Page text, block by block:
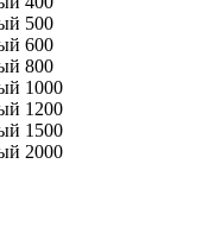
500
600
800
1000
1200
1500
2000